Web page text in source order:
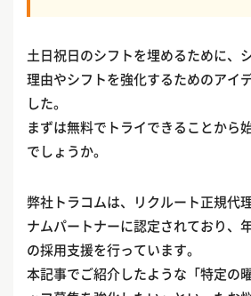
土日祝日のシフトを埋めるために、
理由やシフトを強化するためのアイ
した。
まずは無料でトライできることから
でしょうか。
弊社トラコムは、リクルート正規代
ナムパートナーに認定されており、
の採用支援を行っています。
本記事でご紹介したような「特定の